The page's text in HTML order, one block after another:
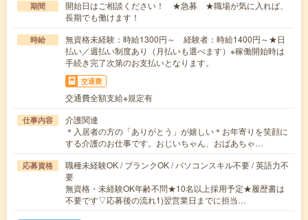
期間
開始日はご相談ください！ ★急募 ★職場が気に入れば、
長期でも働けます！
時給
無資格未経験：時給1300円～ 経験者：時給1400円～★日
払い／週払い制度あり（月払いも選べます）※稼働開始時は
手続き完了次第のお支払いとなります。
交通費
交通費全額支給※規定有
仕事内容
介護関連
＊入居者の方の「ありがとう」が嬉しい＊お年寄りを笑顔に
する介護のお仕事です。おじいちゃん、おばあちゃ…
応募資格
職種未経験OK / ブランクOK / パソコンスキル不要 / 英語力不
要
無資格・未経験OK年齢不問★10名以上採用予定★履歴書は
不要です▽応募後の流れ1)翌営業日までに担当…